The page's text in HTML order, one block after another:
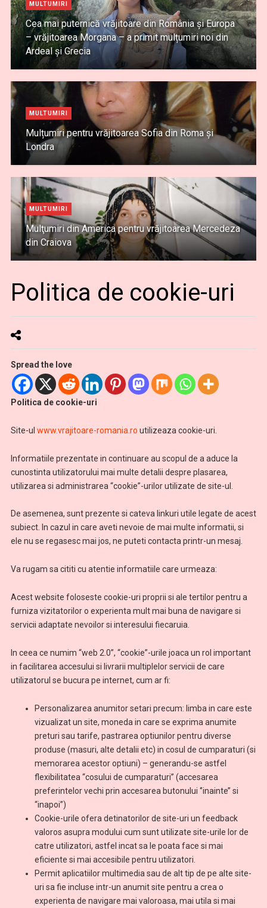
MULTUMIRI
Cea mai puternică vrăjitoare din România și Europa
– vrăjitoarea Morgana – a primit mulțumiri noi din
Ardeal și Grecia
MULTUMIRI
Mulțumiri pentru vrăjitoarea Sofia din Roma și
Londra
MULTUMIRI
Mulţumiri din America pentru vrăjitoarea Mercedeza
din Craiova
Politica de cookie-uri
Spread the love
Politica de cookie-uri
Site-ul www.vrajitoare-romania.ro utilizeaza cookie-uri.
Informatiile prezentate in continuare au scopul de a aduce la
cunostinta utilizatorului mai multe detalii despre plasarea,
utilizarea si administrarea “cookie”-urilor utilizate de site-ul.
De asemenea, sunt prezente si cateva linkuri utile legate de acest
subiect. In cazul in care aveti nevoie de mai multe informatii, si
ele nu se regasesc mai jos, ne puteti contacta printr-un mesaj.
Va rugam sa cititi cu atentie informatiile care urmeaza:
Acest website foloseste cookie-uri proprii si ale tertilor pentru a
furniza vizitatorilor o experienta mult mai buna de navigare si
servicii adaptate nevoilor si interesului fiecaruia.
In ceea ce numim “web 2.0”, “cookie”-urile joaca un rol important
in facilitarea accesului si livrarii multiplelor servicii de care
utilizatorul se bucura pe internet, cum ar fi:
Personalizarea anumitor setari precum: limba in care este
vizualizat un site, moneda in care se exprima anumite
preturi sau tarife, pastrarea optiunilor pentru diverse
produse (masuri, alte detalii etc) in cosul de cumparaturi (si
memorarea acestor optiuni) – generandu-se astfel
flexibilitatea “cosului de cumparaturi” (accesarea
preferintelor vechi prin accesarea butonului ‘’inainte’’ si
“inapoi’’)
Cookie-urile ofera detinatorilor de site-uri un feedback
valoros asupra modului cum sunt utilizate site-urile lor de
catre utilizatori, astfel incat sa le poata face si mai
eficiente si mai accesibile pentru utilizatori.
Permit aplicatiilor multimedia sau de alt tip de pe alte site-
uri sa fie incluse intr-un anumit site pentru a crea o
experienta de navigare mai valoroasa, mai utila si mai